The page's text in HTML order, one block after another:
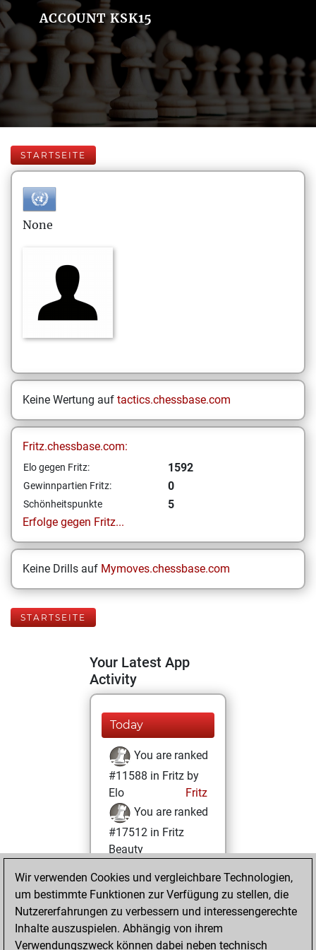
ACCOUNT KSK15
STARTSEITE
None
Keine Wertung auf tactics.chessbase.com
Fritz.chessbase.com:
Elo gegen Fritz: 1592
Gewinnpartien Fritz: 0
Schönheitspunkte
5
Erfolge gegen Fritz...
Keine Drills auf Mymoves.chessbase.com
STARTSEITE
Your Latest App
Activity
Today
You are ranked
#11588 in Fritz by
Elo
Fritz
You are ranked
#17512 in Fritz
Beauty
Samstag,
Dezember 12,
2020
You achieved a
Wir verwenden Cookies und vergleichbare Technologien,
um bestimmte Funktionen zur Verfügung zu stellen, die
Nutzererfahrungen zu verbessern und interessengerechte
Inhalte auszuspielen. Abhängig von ihrem
Verwendungszweck können dabei neben technisch